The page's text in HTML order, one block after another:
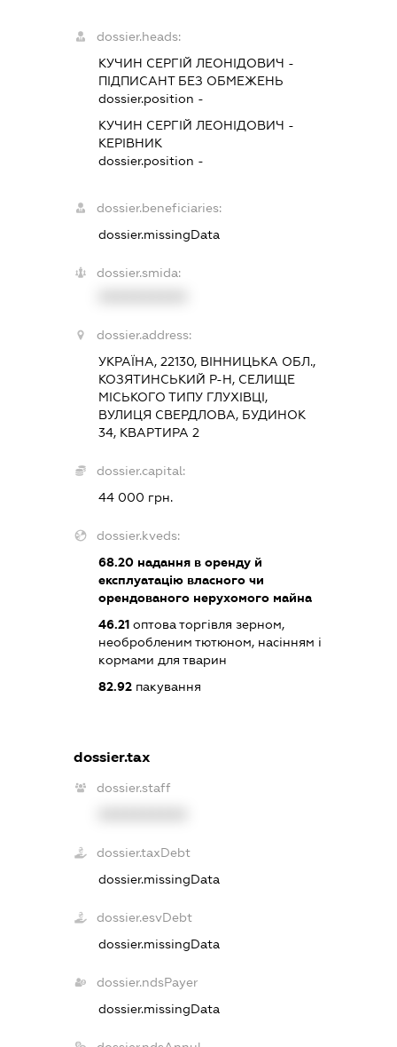
dossier.heads:
КУЧИН СЕРГІЙ ЛЕОНІДОВИЧ -
ПІДПИСАНТБЕЗ ОБМЕЖЕНЬ
dossier.position -
КУЧИН СЕРГІЙ ЛЕОНІДОВИЧ -
КЕРІВНИК
dossier.position -
dossier.beneficiaries:
dossier.missingData
dossier.smida:
dossier.address:
УКРАЇНА, 22130, ВІННИЦЬКА ОБЛ.,
КОЗЯТИНСЬКИЙ Р-Н, СЕЛИЩЕ
МІСЬКОГО ТИПУ ГЛУХІВЦІ,
ВУЛИЦЯ СВЕРДЛОВА, БУДИНОК
34, КВАРТИРА 2
dossier.capital:
44 000 грн.
dossier.kveds:
68.20 надання в оренду й
експлуатацію власного чи
орендованого нерухомого майна
46.21 оптова торгівля зерном,
необробленим тютюном, насінням і
кормами для тварин
82.92 пакування
dossier.tax
dossier.staff
dossier.taxDebt
dossier.missingData
dossier.esvDebt
dossier.missingData
dossier.ndsPayer
dossier.missingData